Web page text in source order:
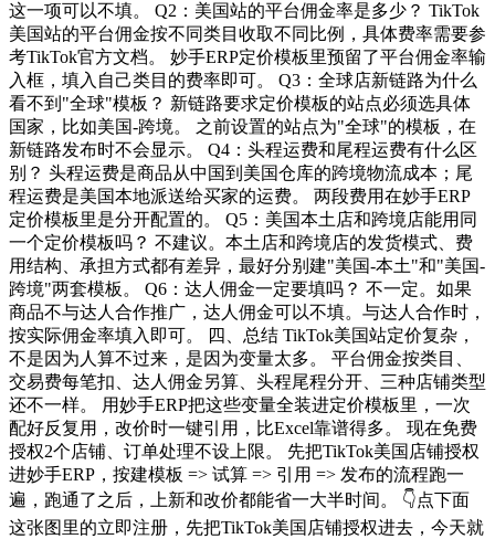
这一项可以不填。 Q2：美国站的平台佣金率是多少？ TikTok
美国站的平台佣金按不同类目收取不同比例，具体费率需要参
考TikTok官方文档。 妙手ERP定价模板里预留了平台佣金率输
入框，填入自己类目的费率即可。 Q3：全球店新链路为什么
看不到"全球"模板？ 新链路要求定价模板的站点必须选具体
国家，比如美国-跨境。 之前设置的站点为"全球"的模板，在
新链路发布时不会显示。 Q4：头程运费和尾程运费有什么区
别？ 头程运费是商品从中国到美国仓库的跨境物流成本；尾
程运费是美国本地派送给买家的运费。 两段费用在妙手ERP
定价模板里是分开配置的。 Q5：美国本土店和跨境店能用同
一个定价模板吗？ 不建议。本土店和跨境店的发货模式、费
用结构、承担方式都有差异，最好分别建"美国-本土"和"美国-
跨境"两套模板。 Q6：达人佣金一定要填吗？ 不一定。如果
商品不与达人合作推广，达人佣金可以不填。与达人合作时，
按实际佣金率填入即可。 四、总结 TikTok美国站定价复杂，
不是因为人算不过来，是因为变量太多。 平台佣金按类目、
交易费每笔扣、达人佣金另算、头程尾程分开、三种店铺类型
还不一样。 用妙手ERP把这些变量全装进定价模板里，一次
配好反复用，改价时一键引用，比Excel靠谱得多。 现在免费
授权2个店铺、订单处理不设上限。 先把TikTok美国店铺授权
进妙手ERP，按建模板 => 试算 => 引用 => 发布的流程跑一
遍，跑通了之后，上新和改价都能省一大半时间。 👇点下面
这张图里的立即注册，先把TikTok美国店铺授权进去，今天就